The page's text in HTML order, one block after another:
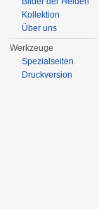
Kollektion
Über uns
Werkzeuge
Spezialseiten
Druckversion